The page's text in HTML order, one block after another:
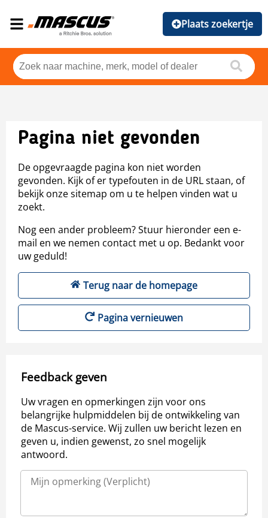
Plaats zoekertje
Pagina niet gevonden
De opgevraagde pagina kon niet worden
gevonden. Kijk of er typefouten in de URL staan, of
bekijk onze sitemap om u te helpen vinden wat u
zoekt.
Nog een ander probleem? Stuur hieronder een e-
mail en we nemen contact met u op. Bedankt voor
uw geduld!
Terug naar de homepage
Pagina vernieuwen
Feedback geven
Uw vragen en opmerkingen zijn voor ons
belangrijke hulpmiddelen bij de ontwikkeling van
de Mascus-service. Wij zullen uw bericht lezen en
geven u, indien gewenst, zo snel mogelijk
antwoord.